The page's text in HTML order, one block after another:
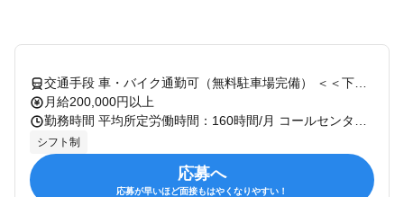
月給200,000円以上
シフト制
応募へ
応募が早いほど面接もはやくなりやすい！